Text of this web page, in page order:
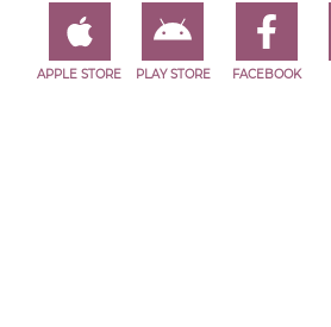
APPLE STORE PLAY STORE FACEBOOK